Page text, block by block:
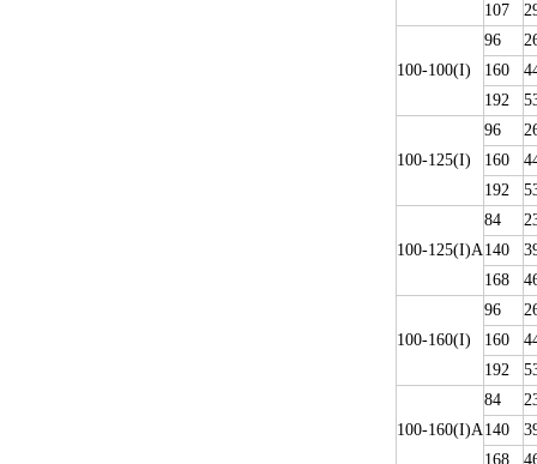
107
100-100(I)
96
160
192
100-125(I)
96
160
192
100-125(I)A
84
140
168
100-160(I)
96
160
192
100-160(I)A
84
140
168